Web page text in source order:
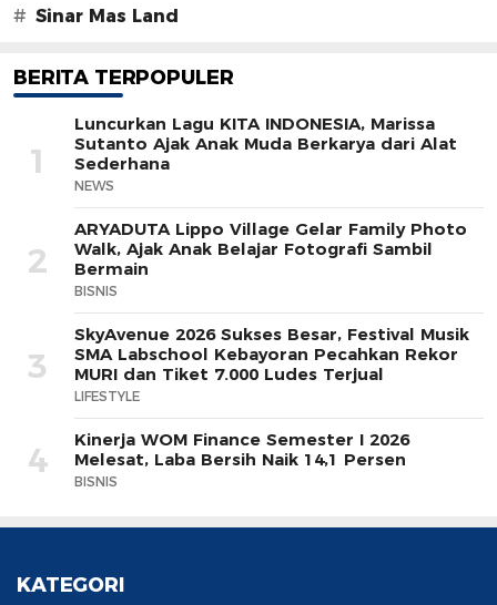
# Sinar Mas Land
BERITA TERPOPULER
1
Luncurkan Lagu KITA INDONESIA, Marissa
Sutanto Ajak Anak Muda Berkarya dari Alat
Sederhana
NEWS
2
ARYADUTA Lippo Village Gelar Family Photo
Walk, Ajak Anak Belajar Fotografi Sambil
Bermain
BISNIS
3
SkyAvenue 2026 Sukses Besar, Festival Musik
SMA Labschool Kebayoran Pecahkan Rekor
MURI dan Tiket 7.000 Ludes Terjual
LIFESTYLE
4
Kinerja WOM Finance Semester I 2026
Melesat, Laba Bersih Naik 14,1 Persen
BISNIS
KATEGORI